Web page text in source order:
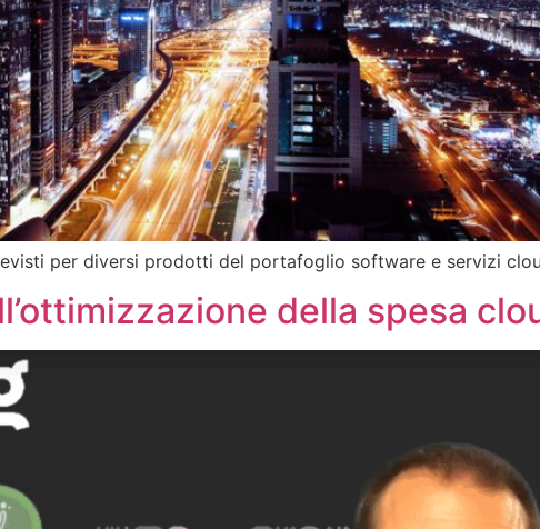
per diversi prodotti del portafoglio software e servizi
della spesa